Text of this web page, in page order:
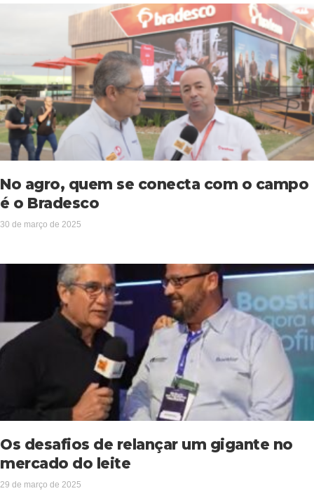
No agro, quem se conecta com o campo
é o Bradesco
30 de março de 2025
Os desafios de relançar um gigante no
mercado do leite
29 de março de 2025